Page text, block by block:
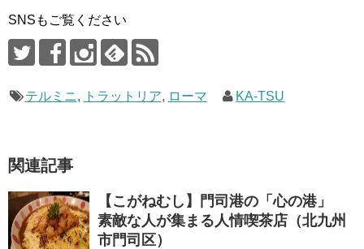
SNSもご覧ください
テルミニ, トラットリア, ローマ KA-TSU
関連記事
【こがねむし】門司港の「心の港」
素敵な人が集まる人情喫茶店（北九州
市門司区）